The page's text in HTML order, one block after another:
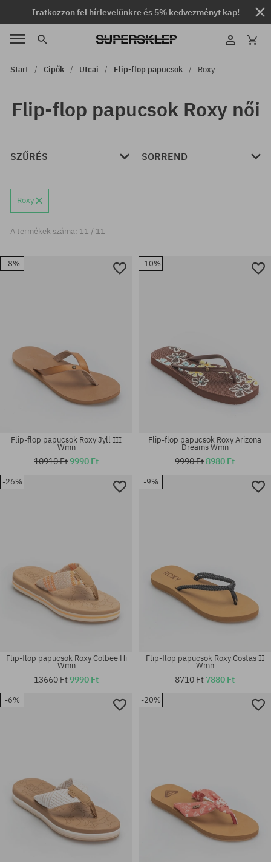
Iratkozzon fel hírlevelünkre és 5% kedvezményt kap!
Start Cipők Utcai Flip-flop papucsok Roxy
Flip-flop papucsok Roxy női
SZŰRÉS SORREND
Roxy
A termékek száma: 11 / 11
-8%
Elérhető méretek:
Flip-flop papucsok Roxy Jyll III
Wmn
10910 Ft9990 Ft
-10%
Elérhető méretek:
Flip-flop papucsok Roxy Arizona
Dreams Wmn
9990 Ft8980 Ft
-26%
Flip-flop papucsok Roxy Colbee Hi
Wmn
13660 Ft9990 Ft
-9%
Flip-flop papucsok Roxy Costas II
Wmn
8710 Ft 7880 Ft
-6% -20%